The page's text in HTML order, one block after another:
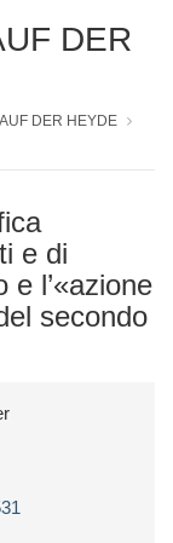
DER
DER HEYDE
e di
e l’«azione
secondo